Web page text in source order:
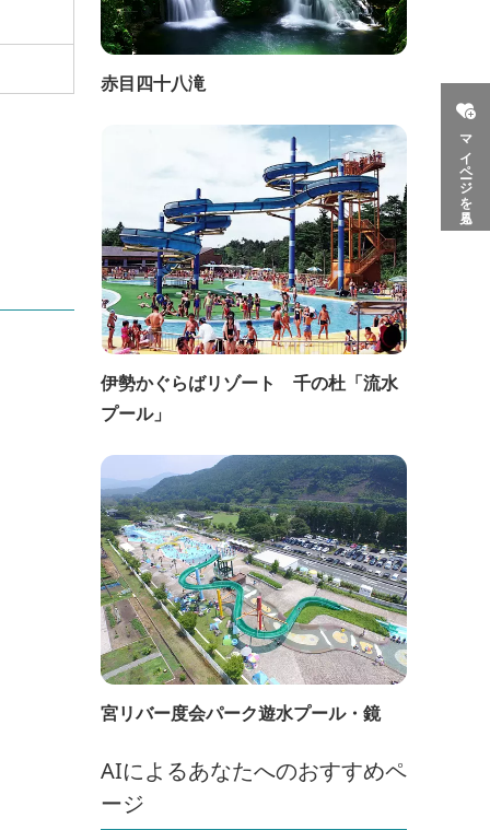
マイページを見る
赤目四十八滝
伊勢かぐらばリゾート 千の杜「流水
プール」
宮リバー度会パーク遊水プール・鏡
AIによるあなたへのおすすめペ
ージ